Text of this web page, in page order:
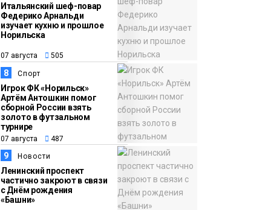
Итальянский шеф-повар
Федерико Арнальди
изучает кухню и прошлое
Норильска
07 августа 505
8 Спорт
Игрок ФК «Норильск»
Артём Антошкин помог
сборной России взять
золото в футзальном
турнире
07 августа 487
9 Новости
Ленинский проспект
частично закроют в связи
с Днём рождения
«Башни»